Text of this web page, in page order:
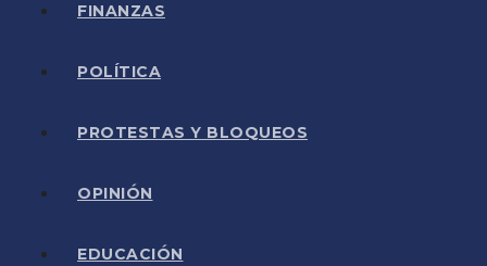
FINANZAS
POLÍTICA
PROTESTAS Y BLOQUEOS
OPINIÓN
EDUCACIÓN